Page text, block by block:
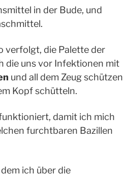
in der Bude, und
verfolgt, die Palette der
die uns vor Infektionen mit
und all dem Zeug schützen
Kopf schütteln.
damit ich mich
furchtbaren Bazillen
ich über die